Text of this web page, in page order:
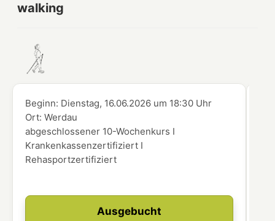
walking
Ausgebucht
Beginn: Dienstag, 16.06.2026 um 18:30 Uhr
Ort:Werdau
abgeschlossener 10-Wochenkurs I
Krankenkassenzertifiziert I
Rehasportzertifiziert